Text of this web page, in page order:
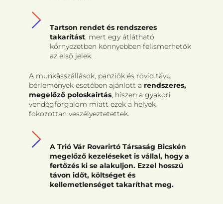
Tartson rendet és rendszeres
takarítást, mert egy átlátható
környezetben könnyebben felismerhetők
az első jelek.
A munkásszállások, panziók és rövid távú
bérlemények esetében ajánlott a rendszeres,
megelőző poloskairtás, hiszen a gyakori
vendégforgalom miatt ezek a helyek
fokozottan veszélyeztetettek.
A Trió Vár Rovarirtó Társaság Bicskén
megelőző kezeléseket is vállal, hogy a
fertőzés ki se alakuljon. Ezzel hosszú
távon időt, költséget és
kellemetlenséget takaríthat meg.